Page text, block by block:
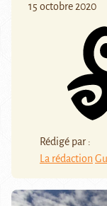
15 octobre 2020
Rédigé par :
La rédaction